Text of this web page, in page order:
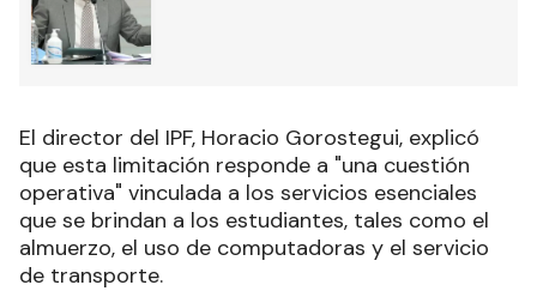
El director del IPF, Horacio Gorostegui, explicó
que esta limitación responde a "una cuestión
operativa" vinculada a los servicios esenciales
que se brindan a los estudiantes, tales como el
almuerzo, el uso de computadoras y el servicio
de transporte.